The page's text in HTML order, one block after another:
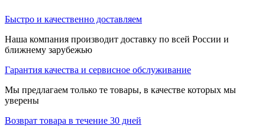
Быстро и качественно доставляем
Наша компания производит доставку по всей России и
ближнему зарубежью
Гарантия качества и сервисное обслуживание
Мы предлагаем только те товары, в качестве которых мы
уверены
Возврат товара в течение 30 дней